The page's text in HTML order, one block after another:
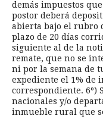
demás impuestos
postor deberá
abierta bajo el rubro
plazo de 20 días
siguiente al de la
remate, que no se
ni por la semana de
expediente el 1% de
correspondiente. 6º)
nacionales y/o
inmueble rural que